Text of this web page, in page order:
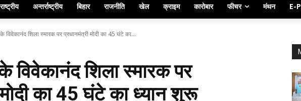
राष्ट्रीय अन्तर्राष्ट्रीय बिहार राजनीति खेल क्राइम कारोबार फीचर मंथन E-
विवेकानंद शिला स्मारक पर प्रधानमंत्री मोदी का 45 घंटे का...
विवेकानंद शिला स्मारक पर
का 45 घंटे का ध्यान शुरू